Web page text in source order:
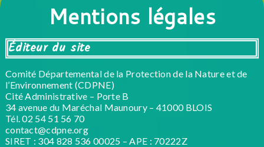
Mentions légales
Éditeur du site
Comité Départemental de la Protection de la Nature et de
l’Environnement (CDPNE)
Cité Administrative – Porte B
34 avenue du Maréchal Maunoury – 41000 BLOIS
Tél. 02 54 51 56 70
contact@cdpne.org
SIRET : 304 828 536 00025 – APE : 70222Z